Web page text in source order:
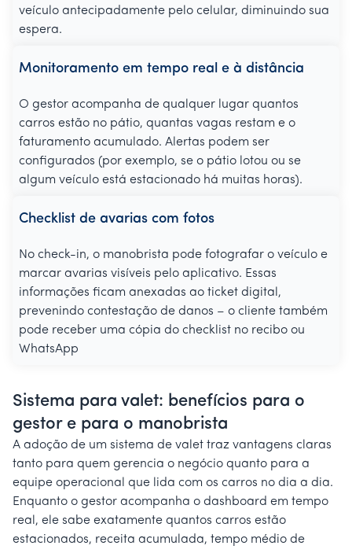
veículo antecipadamente pelo celular, diminuindo sua
espera.
Monitoramento em tempo real e à distância
O gestor acompanha de qualquer lugar quantos
carros estão no pátio, quantas vagas restam e o
faturamento acumulado. Alertas podem ser
configurados (por exemplo, se o pátio lotou ou se
algum veículo está estacionado há muitas horas).
Checklist de avarias com fotos
No check-in, o manobrista pode fotografar o veículo e
marcar avarias visíveis pelo aplicativo. Essas
informações ficam anexadas ao ticket digital,
prevenindo contestação de danos – o cliente também
pode receber uma cópia do checklist no recibo ou
WhatsApp
Sistema para valet: benefícios para o
gestor e para o manobrista
A adoção de um sistema de valet traz vantagens claras
tanto para quem gerencia o negócio quanto para a
equipe operacional que lida com os carros no dia a dia.
Enquanto o gestor acompanha o dashboard em tempo
real, ele sabe exatamente quantos carros estão
estacionados, receita acumulada, tempo médio de